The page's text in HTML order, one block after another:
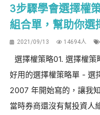
3步驟學會選擇權
組合單，幫助你選
2021/09/13 14694人
選擇權策略01. 選擇權
好用的選擇權策略單 - 選
2007 年開始寫的，讓我
當時券商還沒有幫投資人